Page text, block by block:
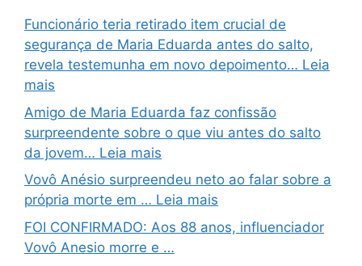
Funcionário teria retirado item crucial de
segurança de Maria Eduarda antes do salto,
revela testemunha em novo depoimento… Leia
mais
Amigo de Maria Eduarda faz confissão
surpreendente sobre o que viu antes do salto
da jovem… Leia mais
Vovô Anésio surpreendeu neto ao falar sobre a
própria morte em … Leia mais
FOI CONFIRMADO: Aos 88 anos, influenciador
Vovô Anesio morre e …